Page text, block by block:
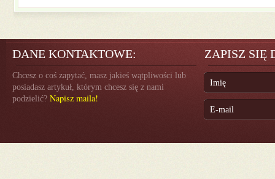
DANE KONTAKTOWE:
Chcesz o coś zapytać, masz jakieś wątpliwości lub
posiadasz artykuł, którym chcesz się z nami
podzielić? Napisz maila!
ZAPISZ SIĘ